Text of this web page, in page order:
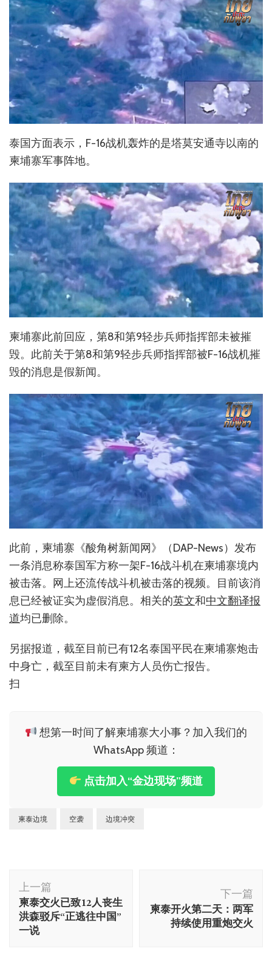
泰国方面表示，F-16战机轰炸的是塔莫安通寺以南的
柬埔寨军事阵地。
柬埔寨此前回应，第8和第9轻步兵师指挥部未被摧
毁。此前关于第8和第9轻步兵师指挥部被F-16战机摧
毁的消息是假新闻。
此前，柬埔寨《酸角树新闻网》（DAP-News）发布
一条消息称泰国军方称一架F-16战斗机在柬埔寨境内
被击落。网上还流传战斗机被击落的视频。目前该消
息已经被证实为虚假消息。相关的英文和中文翻译报
道均已删除。
另据报道，截至目前已有12名泰国平民在柬埔寨炮击
中身亡，截至目前未有柬方人员伤亡报告。
扫
想第一时间了解柬埔寨大小事？加入我们的
WhatsApp 频道：
点击加入“金边现场”频道
柬泰边境 空袭 边境冲突
博
文
导
航
上一篇
柬泰交火已致12人丧生
洪森驳斥“正逃往中国”
一说
下一篇
柬泰开火第二天：两军
持续使用重炮交火